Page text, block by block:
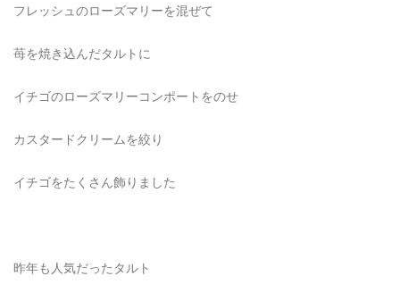
フレッシュのローズマリーを混ぜて
苺を焼き込んだタルトに
イチゴのローズマリーコンポートをのせ
カスタードクリームを絞り
イチゴをたくさん飾りました
昨年も人気だったタルト